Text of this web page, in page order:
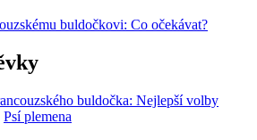
buldočkovi: Co očekávat?
Psí plemena